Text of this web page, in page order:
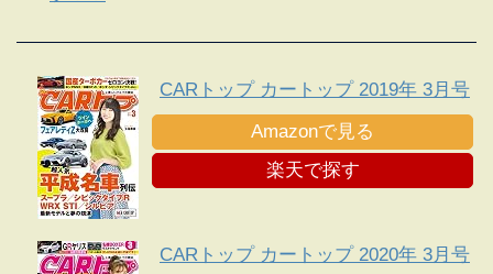
CARトップ カートップ 2019年 3月号
Amazonで見る
楽天で探す
CARトップ カートップ 2020年 3月号